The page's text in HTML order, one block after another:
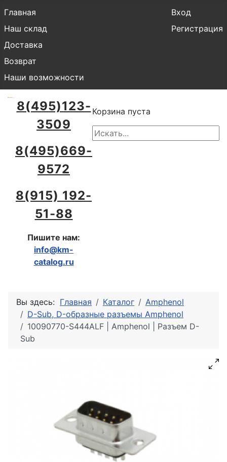
Главная
Наш склад
Доставка
Возврат
Наши возможности
Вход
Регистрация
8(495)123-
3509
8(495)669-
9572
8(915) 192-
51-88
Пишите нам:
info@km-
catalog.ru
Корзина пуста
Вы здесь: Главная Каталог
Amphenol
D-Sub, D-образные разъемы Amphenol
10090770-S444ALF | Amphenol | Разъем D-
Sub